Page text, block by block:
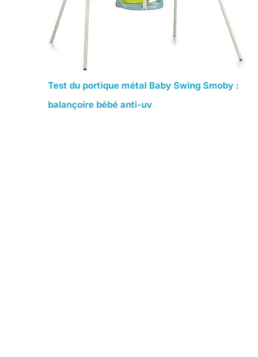
Test du portique métal Baby Swing Smoby :
balançoire bébé anti-uv